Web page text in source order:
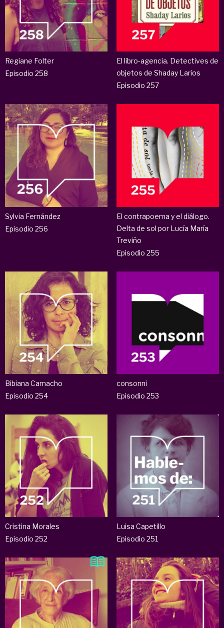
Regiane Folter
Episodio 258
El libro-agencia. Detectives de
objetos de Shaday Larios
Episodio 257
Sylvia Fernández
Episodio 256
El contrapoema y el diálogo.
Delta de sol por Lucía María
Treviño
Episodio 255
Bibiana Camacho
Episodio 254
consonni
Episodio 253
Cristina Morales
Episodio 252
Luisa Capetillo
Episodio 251